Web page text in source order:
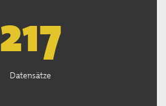
219
Datensätze